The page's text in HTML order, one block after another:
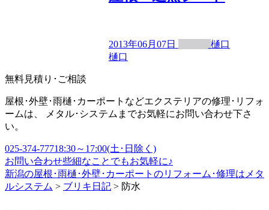
2013年06月07日
樋口
樋口
無料見積り･ご相談
屋根･外壁･雨樋･カーポートなどエクステリアの修理･リフォ
ームは、 メタル･システムまでお気軽にお問い合わせ下さ
い。
025-374-77718:30～17:00(土･日除く)
お問い合わせ些細なことでもお気軽に♪
新潟の屋根･雨樋･外壁･カーポートのリフォーム･修理はメタ
ルシステム > ブリキ日記 > 防水